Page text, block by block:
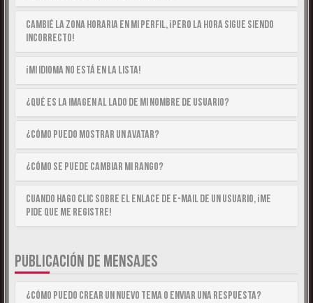
Cambié la zona horaria en mi perfil, ¡pero la hora sigue siendo
incorrecto!
¡Mi idioma no está en la lista!
¿Qué es la imagen al lado de mi nombre de usuario?
¿Cómo puedo mostrar un avatar?
¿Cómo se puede cambiar mi rango?
Cuando hago clic sobre el enlace de e-mail de un usuario, ¡me
pide que me registre!
PUBLICACIÓN DE MENSAJES
¿Cómo puedo crear un nuevo tema o enviar una respuesta?